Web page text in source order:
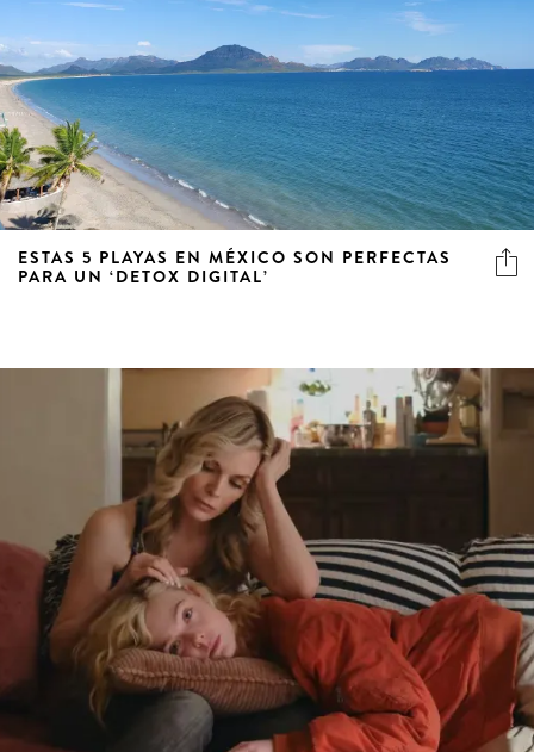
ESTAS 5 PLAYAS EN MÉXICO SON PERFECTAS
PARA UN ‘DETOX DIGITAL’